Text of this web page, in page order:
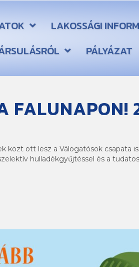
LAKOSSÁGI
PÁLYÁZAT
FALUNAPON!
közt ott lesz a Válogatósok csapata
hulladékgyűjtéssel és a tudatos